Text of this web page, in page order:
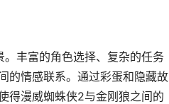
丰富的角色选择、复杂的任务
的情感联系。通过彩蛋和隐藏故
得漫威蜘蛛侠2与金刚狼之间的